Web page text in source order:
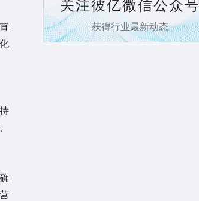
营
关注彼亿微信公众号
获得行业最新动态